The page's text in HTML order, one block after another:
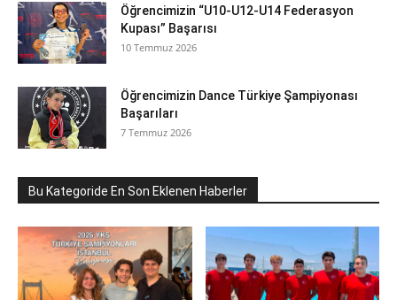
Öğrencimizin “U10-U12-U14 Federasyon
Kupası” Başarısı
10 Temmuz 2026
Öğrencimizin Dance Türkiye Şampiyonası
Başarıları
7 Temmuz 2026
Bu Kategoride En Son Eklenen Haberler